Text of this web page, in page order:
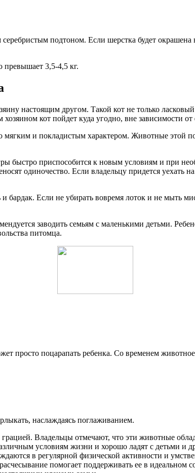
подтоном. Если шерстка будет окрашена
превышает 3,5-4,5 кг.
настоящим другом. Такой кот не только
кот пойдет куда угодно, вне зависимости от
и покладистым характером. Животные этой
быстро приспособится к новым условиям и при
одиночество. Если владельцу придется уехать
бардак. Если не убирать вовремя лоток и не мыть
заводить семьям с маленькими детьми.
питомца.
просто поцарапать ребенка. Со временем
наслаждаясь поглаживанием.
Владельцы отмечают, что эти животные
условиям жизни и хорошо ладят с детьми и
в регулярной физической активности и
помогает поддерживать ее в